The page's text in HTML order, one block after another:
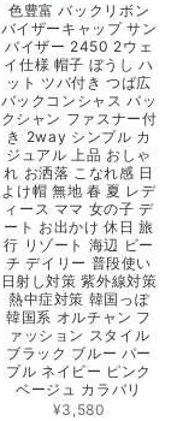
色豊富 バックリボン
バイザーキャップ サン
バイザー 2450 2ウェ
イ仕様 帽子 ぼうし ハ
ット ツバ付き つば広
バックコンシャス バッ
クシャン ファスナー付
き 2way シンプル カ
ジュアル 上品 おしゃ
れ お洒落 こなれ感 日
よけ帽 無地 春 夏 レデ
ィース ママ 女の子 デ
ート お出かけ 休日 旅
行 リゾート 海辺 ビー
チ デイリー 普段使い
日射し対策 紫外線対策
熱中症対策 韓国っぽ
韓国系 オルチャン フ
ァッション スタイル
ブラック ブルー パー
プル ネイビー ピンク
ベージュ カラバリ
¥3,580